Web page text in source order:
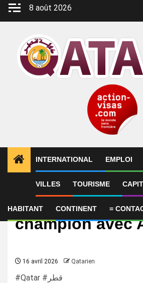
Aller
8 août 2026
INTERNATIONAL EMPLOI
VILLES TOURISME
HABITANT CONTINENT =
International
Qatar : Atal
champion avec
16 avril 2026 Qatarien
#Qatar #قطر